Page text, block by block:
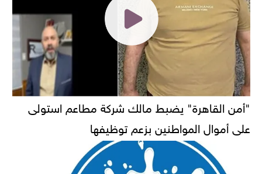
"أمن القاهرة" يضبط مالك شركة مطاعم استولى
على أموال المواطنين بزعم توظيفها